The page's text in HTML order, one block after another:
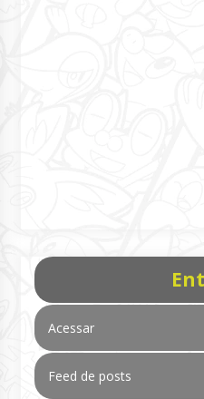
Acessar
Feed de posts